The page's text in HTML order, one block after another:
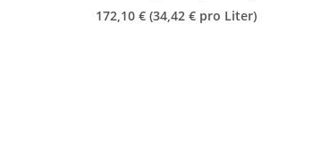
172,10 € (34,42 € pro Liter)